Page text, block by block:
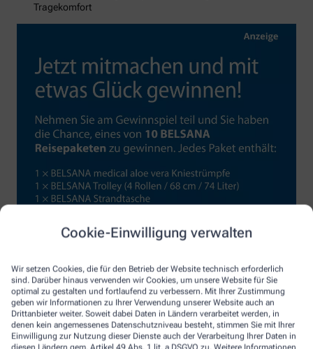
Cookie-Einwilligung verwalten
Wir setzen Cookies, die für den Betrieb der Website technisch erforderlich
sind. Darüber hinaus verwenden wir Cookies, um unsere Website für Sie
optimal zu gestalten und fortlaufend zu verbessern. Mit Ihrer Zustimmung
geben wir Informationen zu Ihrer Verwendung unserer Website auch an
Drittanbieter weiter. Soweit dabei Daten in Ländern verarbeitet werden, in
denen kein angemessenes Datenschutzniveau besteht, stimmen Sie mit Ihrer
Einwilligung zur Nutzung dieser Dienste auch der Verarbeitung Ihrer Daten in
Tragekomfort